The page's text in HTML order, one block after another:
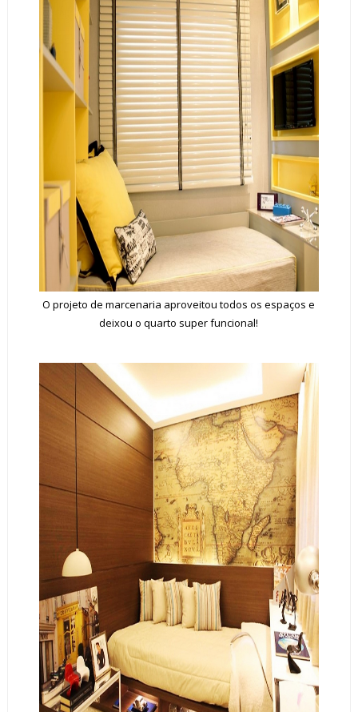
O projeto de marcenaria aproveitou todos os espaços e
deixou o quarto super funcional!